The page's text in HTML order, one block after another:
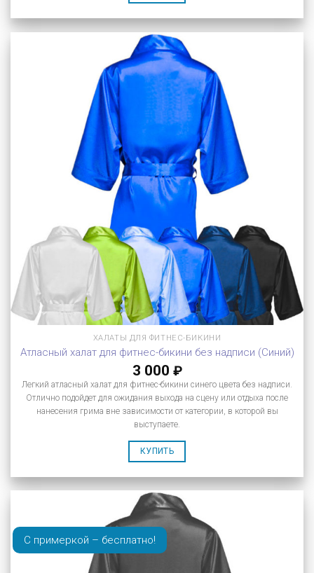
ХАЛАТЫ ДЛЯ ФИТНЕС-БИКИНИ
Атласный халат для фитнес-бикини без надписи (Синий)
3 000 ₽
Легкий атласный халат для фитнес-бикини синего цвета без надписи.
Отлично подойдет для ожидания выхода на сцену или отдыха после
нанесения грима вне зависимости от категории, в которой вы
выступаете.
КУПИТЬ
С примеркой – бесплатно!